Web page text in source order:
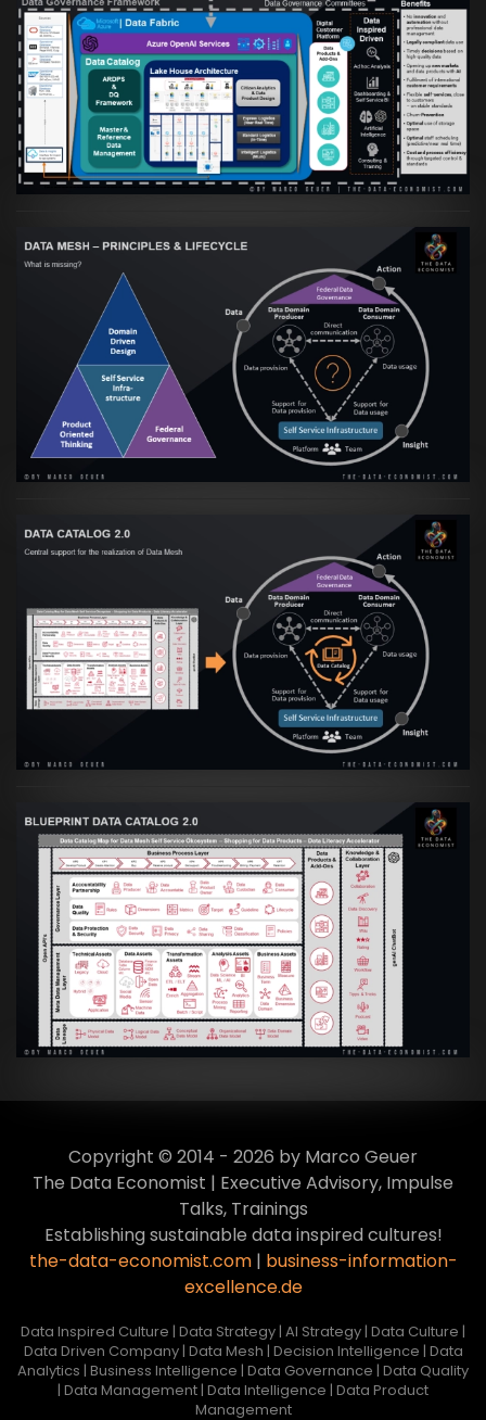
Artikel:Warum eine Data Governance
orientierte Data Fabric essenziell für
skalierbare qualitative Datenprodukte ist
VIEW
Artikel:Data Mesh Ökosysteme: Die
Transformation zur Data Inspired Human
Culture
VIEW
Artikel:Data Mesh Ökosysteme: Die
Transformation zur Data Inspired Human
Culture
VIEW
Artikel:Data Mesh Ökosysteme: Die
Transformation zur Data Inspired Human
Culture
VIEW
Copyright © 2014 - 2026 by Marco Geuer
The Data Economist | Executive Advisory, Impulse
Talks, Trainings
Establishing sustainable data inspired cultures!
the-data-economist.com| business-information-
excellence.de
Data Inspired Culture | Data Strategy | AI Strategy | Data Culture |
Data Driven Company | Data Mesh | Decision Intelligence | Data
Analytics | Business Intelligence | Data Governance | Data Quality
| Data Management | Data Intelligence | Data Product
Management